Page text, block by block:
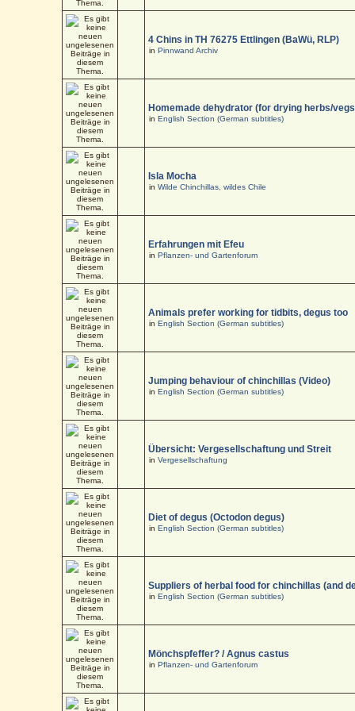
4 Chins in TH 76275 Ettlingen (BaWü, RLP)
inPinnwand Archiv
Homemade dehydrator (for drying herbs/
inEnglish Section (German subtitles)
Isla Mocha
inWilde Chinchillas, wildes Chile
Erfahrungen mit Efeu
inPflanzen- und Gartenforum
Animals prefer working for tidbits, degus too
inEnglish Section (German subtitles)
Jumping behaviour of chinchillas (Video)
inEnglish Section (German subtitles)
Übersicht: Vergesellschaftung und Streit
inVergesellschaftung
Diet of degus (Octodon degus)
inEnglish Section (German subtitles)
Suppliers of herbal food for chinchillas (and
inEnglish Section (German subtitles)
Mönchspfeffer? / Agnus castus
inPflanzen- und Gartenforum